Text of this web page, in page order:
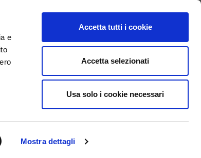
e
Mostra dettagli
Accetta tutti i cookie
Accetta selezionati
Usa solo i cookie necessari